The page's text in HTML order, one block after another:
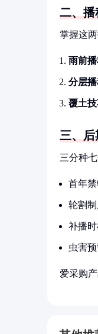
二、播
掌握这
雨前
分层
覆土
三、后
三分种
首年
轮割
补播
虫害
爱采购